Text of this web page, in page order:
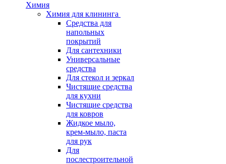
Химия
Химия для клининга
Средства для
напольных
покрытий
Для сантехники
Универсальные
средства
Для стекол и зеркал
Чистящие средства
для кухни
Чистящие средства
для ковров
Жидкое мыло,
крем-мыло, паста
для рук
Для
послестроительной